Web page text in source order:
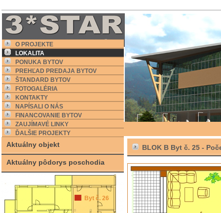
O PROJEKTE
LOKALITA
PONUKA BYTOV
PREHĽAD PREDAJA BYTOV
ŠTANDARD BYTOV
FOTOGALÉRIA
KONTAKTY
NAPÍSALI O NÁS
FINANCOVANIE BYTOV
ZAUJÍMAVÉ LINKY
ĎALŠIE PROJEKTY
Aktuálny objekt
Aktuálny pôdorys poschodia
Byt č. 26
BLOK B Byt č. 25 -